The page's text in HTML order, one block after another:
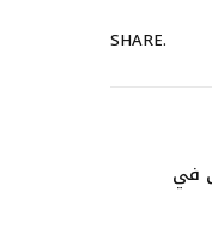
SHARE.
في